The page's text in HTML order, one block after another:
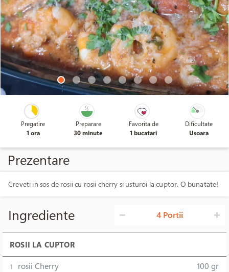
Pregatire
1 ora
Preparare
30 minute
Favorita de
1 bucatari
Dificultate
Usoara
Prezentare
Creveti in sos de rosii cu rosii cherry si usturoi la cuptor. O bunatate!
Ingrediente 4 Portii
ROSII LA CUPTOR
1 rosii Cherry 100 gr